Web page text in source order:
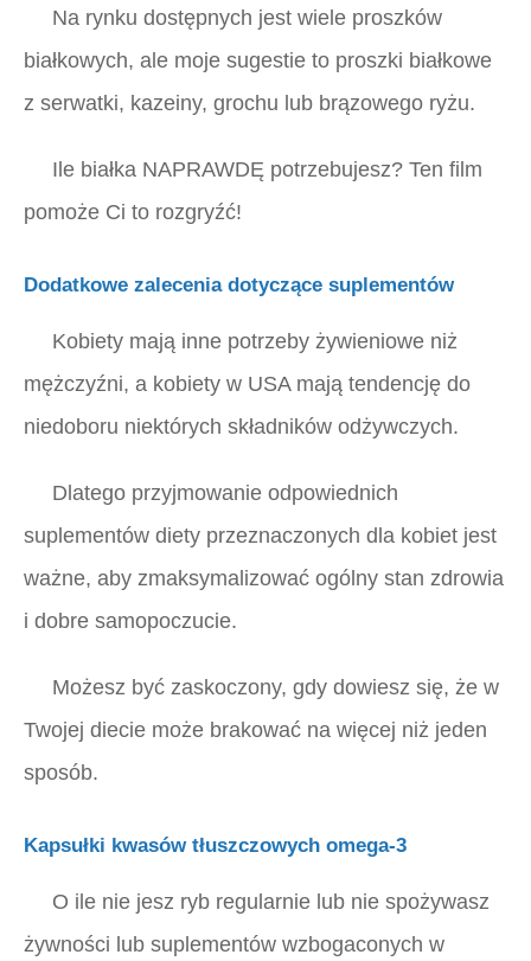
Na rynku dostępnych jest wiele proszków
białkowych, ale moje sugestie to proszki białkowe
z serwatki, kazeiny, grochu lub brązowego ryżu.
Ile białka NAPRAWDĘ potrzebujesz? Ten film
pomoże Ci to rozgryźć!
Dodatkowe zalecenia dotyczące suplementów
Kobiety mają inne potrzeby żywieniowe niż
mężczyźni, a kobiety w USA mają tendencję do
niedoboru niektórych składników odżywczych.
Dlatego przyjmowanie odpowiednich
suplementów diety przeznaczonych dla kobiet jest
ważne, aby zmaksymalizować ogólny stan zdrowia
i dobre samopoczucie.
Możesz być zaskoczony, gdy dowiesz się, że w
Twojej diecie może brakować na więcej niż jeden
sposób.
Kapsułki kwasów tłuszczowych omega-3
O ile nie jesz ryb regularnie lub nie spożywasz
żywności lub suplementów wzbogaconych w